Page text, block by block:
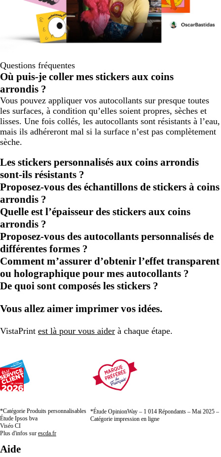
Questions fréquentes
Où puis-je coller mes stickers aux coins
arrondis ?
Vous pouvez appliquer vos autocollants sur presque toutes
les surfaces, à condition qu’elles soient propres, sèches et
lisses. Une fois collés, les autocollants sont résistants à l’eau,
mais ils adhéreront mal si la surface n’est pas complètement
sèche.
Les stickers personnalisés aux coins arrondis
sont-ils résistants ?
Proposez-vous des échantillons de stickers à coins
arrondis ?
Quelle est l’épaisseur des stickers aux coins
arrondis ?
Proposez-vous des autocollants personnalisés de
différentes formes ?
Comment m’assurer d’obtenir l’effet transparent
ou holographique pour mes autocollants ?
De quoi sont composés les stickers ?
Vous allez aimer imprimer vos idées.
VistaPrint est là pour vous aider à chaque étape.
*Catégorie Produits personnalisables
Étude Ipsos bva
Viséo CI
Plus d'infos sur escda.fr
*Étude OpinionWay – 1 014 Répondants – Mai 2025 –
Catégorie impression en ligne
Aide